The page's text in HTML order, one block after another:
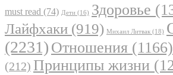
must read (74) Дети (16) Здоровье
Лайфхаки (919) Михаил Литвак (18)
(2231) Отношения (1166)
(212) Принципы жизни